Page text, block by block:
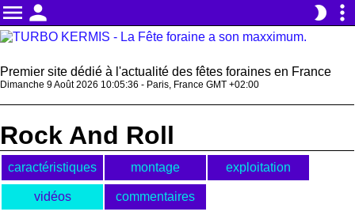
menu person brightness_2 more_vert
Premier site dédié à l'actualité des fêtes foraines en France
Dimanche 9 Août 2026 10:05:37 - Paris, France GMT +02:00
Rock And Roll
caractéristiques montage exploitation
vidéos commentaires